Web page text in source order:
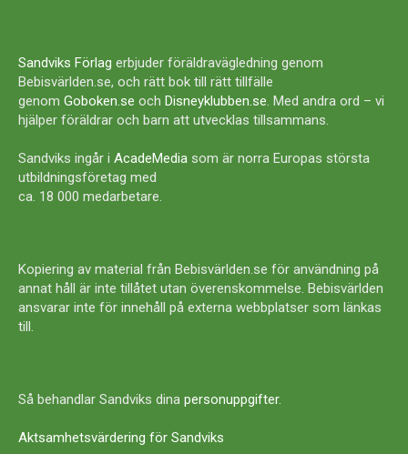
Sandviks Förlag erbjuder föräldravägledning genom
Bebisvärlden.se, och rätt bok till rätt tillfälle
genom Goboken.se och Disneyklubben.se. Med andra ord – vi
hjälper föräldrar och barn att utvecklas tillsammans.
Sandviks ingår i AcadeMedia som är norra Europas största
utbildningsföretag med
ca. 18 000 medarbetare.
Kopiering av material från Bebisvärlden.se för användning på
annat håll är inte tillåtet utan överenskommelse. Bebisvärlden
ansvarar inte för innehåll på externa webbplatser som länkas
till.
Så behandlar Sandviks dina personuppgifter.
Aktsamhetsvärdering för Sandviks